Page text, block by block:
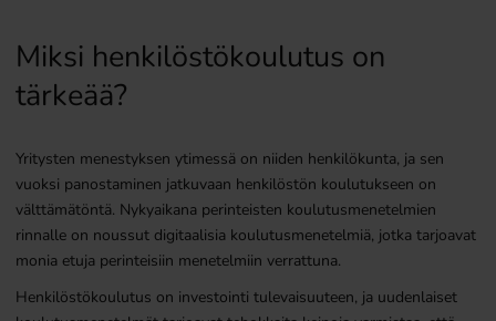
Miksi henkilöstökoulutus on
tärkeää?
Yritysten menestyksen ytimessä on niiden henkilökunta, ja sen
vuoksi panostaminen jatkuvaan henkilöstön koulutukseen on
välttämätöntä. Nykyaikana perinteisten koulutusmenetelmien
rinnalle on noussut digitaalisia koulutusmenetelmiä, jotka tarjoavat
monia etuja perinteisiin menetelmiin verrattuna.
Henkilöstökoulutus on investointi tulevaisuuteen, ja uudenlaiset